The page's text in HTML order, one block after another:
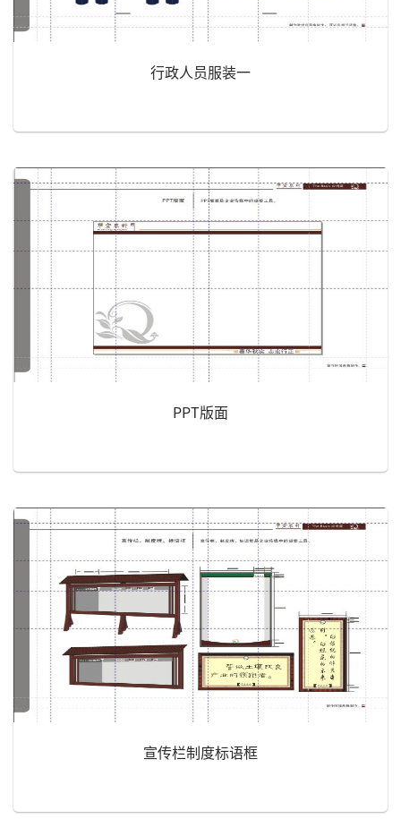
行政人员服装一
PPT版面
宣传栏制度标语框